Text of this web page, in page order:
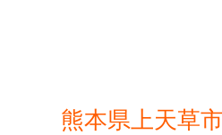
熊本県上天草